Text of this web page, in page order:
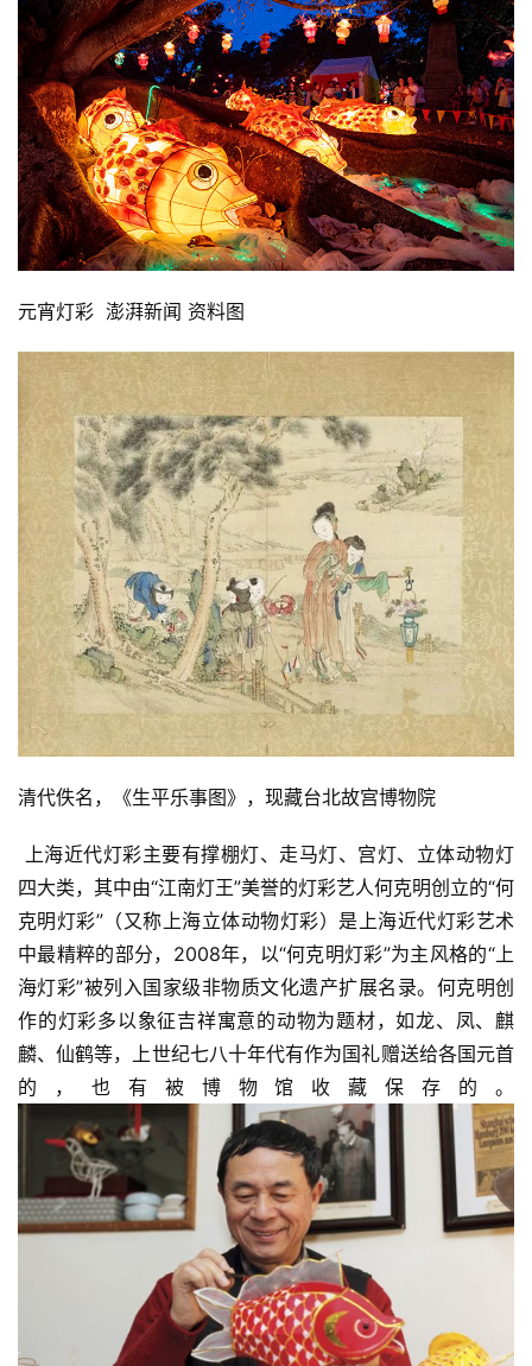
元宵灯彩  澎湃新闻 资料图
清代佚名，《生平乐事图》，现藏台北故宫博物院
上海近代灯彩主要有撑棚灯、走马灯、宫灯、立体动物灯
四大类，其中由“江南灯王”美誉的灯彩艺人何克明创立的“何
克明灯彩”（又称上海立体动物灯彩）是上海近代灯彩艺术
中最精粹的部分，2008年，以“何克明灯彩”为主风格的“上
海灯彩”被列入国家级非物质文化遗产扩展名录。何克明创
作的灯彩多以象征吉祥寓意的动物为题材，如龙、凤、麒
麟、仙鹤等，上世纪七八十年代有作为国礼赠送给各国元首
的，也有被博物馆收藏保存的。